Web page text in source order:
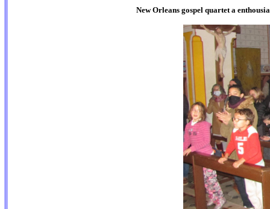
New Orleans gospel quartet a